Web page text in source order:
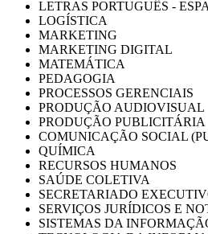
LETRAS PORTUGUÊS -
LOGÍSTICA
MARKETING
MARKETING DIGITAL
MATEMÁTICA
PEDAGOGIA
PROCESSOS GERENCIAIS
PRODUÇÃO AUDIOVISUAL
PRODUÇÃO PUBLICITÁRIA
COMUNICAÇÃO SOCIAL
QUÍMICA
RECURSOS HUMANOS
SAÚDE COLETIVA
SECRETARIADO
SERVIÇOS JURÍDICOS E
SISTEMAS DA